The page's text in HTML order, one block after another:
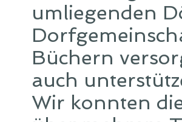
umliegenden
Büchern
auch
Wir konnten